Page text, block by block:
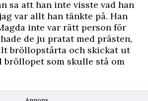
sa att han inte visste vad han
var allt han tänkte på. Han
inte var rätt person för
de ju pratat med prästen,
bröllopstårta och skickat ut
som skulle stå om